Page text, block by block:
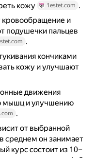
кожу
1estet.com .
и
подушечки пальцев
.
кончиками
кожу и улучшают
движения
мышц и улучшению
.
от выбранной
среднем он занимает
курс состоит из 10–